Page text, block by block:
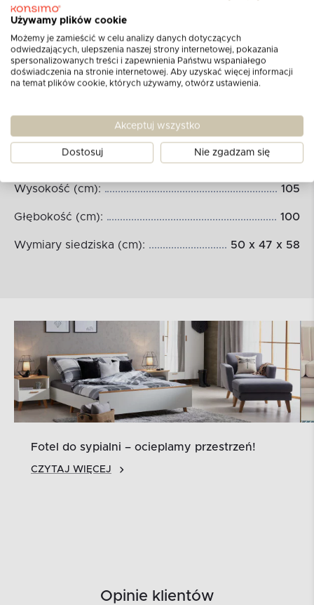
Wymiary produktu:
Szerokość (cm): 90
Wysokość (cm): 105
Głębokość (cm): 100
Wymiary siedziska (cm): 50 x 47 x 58
Fotel do sypialni – ocieplamy przestrzeń!
CZYTAJ WIĘCEJ
Opinie klientów
Używamy plików cookie
Możemy je zamieścić w celu analizy danych dotyczących
odwiedzających, ulepszenia naszej strony internetowej, pokazania
spersonalizowanych treści i zapewnienia Państwu wspaniałego
doświadczenia na stronie internetowej. Aby uzyskać więcej informacji
na temat plików cookie, których używamy, otwórz ustawienia.
Akceptuj wszystko
Dostosuj Nie zgadzam się